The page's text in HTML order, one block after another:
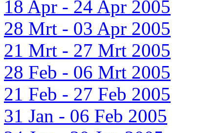
18 Apr - 24 Apr 2005
28 Mrt - 03 Apr 2005
21 Mrt - 27 Mrt 2005
28 Feb - 06 Mrt 2005
21 Feb - 27 Feb 2005
31 Jan - 06 Feb 2005